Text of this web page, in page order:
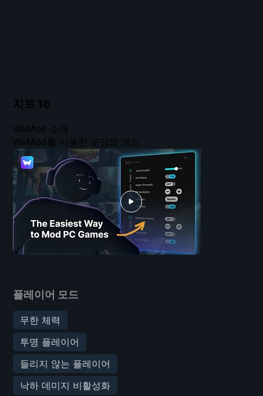
치트 16
플레이어 모드
무한 체력
투명 플레이어
들리지 않는 플레이어
낙하 데미지 비활성화
WeMod 소개
WeMod를 사용한 모딩의 개요